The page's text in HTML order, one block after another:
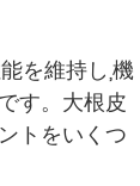
を維持し,機
す。大根皮
トをいくつ